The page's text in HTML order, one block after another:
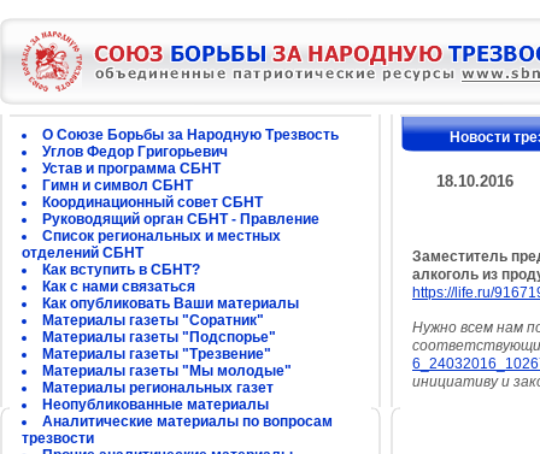
О Союзе Борьбы за Народную Трезвость
Углов Федор Григорьевич
Устав и программа СБНТ
Гимн и символ СБНТ
Координационный совет СБНТ
Руководящий орган СБНТ - Правление
Список региональных и местных
отделений СБНТ
Как вступить в СБНТ?
Как с нами связаться
Как опубликовать Ваши материалы
Материалы газеты "Соратник"
Материалы газеты "Подспорье"
Материалы газеты "Трезвение"
Материалы газеты "Мы молодые"
Материалы региональных газет
Неопубликованные материалы
Аналитические материалы по вопросам
трезвости
Новости
18.10.2016
Заместитель
алкоголь из
https://life.ru/
Нужно всем нам
инициативу и